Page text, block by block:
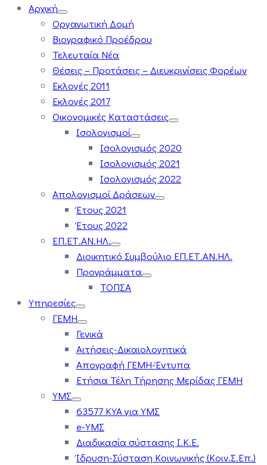
Αρχική
Οργανωτική Δομή
Βιογραφικό Προέδρου
Τελευταία Νέα
Θέσεις – Προτάσεις – Διευκρινίσεις Φορέων
Εκλογές 2011
Εκλογές 2017
Οικονομικές Καταστάσεις
Ισολογισμοί
Ισολογισμός 2020
Ισολογισμός 2021
Ισολογισμός 2022
Απολογισμοί Δράσεων
Έτους 2021
Έτους 2022
ΕΠ.ΕΤ.ΑΝ.ΗΛ.
Διοικητικό Συμβούλιο ΕΠ.ΕΤ.ΑΝ.ΗΛ.
Προγράμματα
ΤΟΠΣΑ
Υπηρεσίες
ΓΕΜΗ
Γενικά
Αιτήσεις-Δικαιολογητικά
Απογραφή ΓΕΜΗ-Έντυπα
Ετήσια Τέλη Τήρησης Μερίδας ΓΕΜΗ
ΥΜΣ
63577 ΚΥΑ για ΥΜΣ
e-ΥΜΣ
Διαδικασία σύστασης Ι.Κ.Ε.
Ίδρυση-Σύσταση Κοινωνικής (Κοιν.Σ.Επ.)